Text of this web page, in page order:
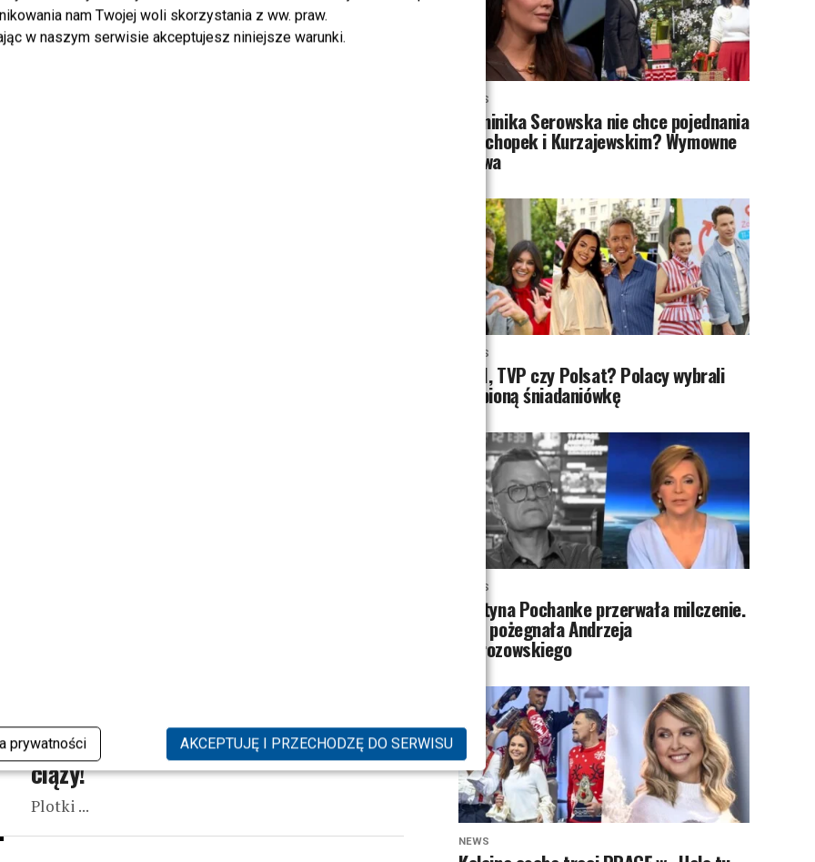
nam Twojej woli skorzystania z ww. praw.
w naszym serwisie akceptujesz niniejsze warunki.
prywatności AKCEPTUJĘ I PRZECHODZĘ DO SERWISU
Otylia Jędrzejczak jest bardzo szczęśliwą mamą,
która zrobi wszystko dla małej córeczki. Zobaczcie
To już pewne! Otylia Jędrzejczak jest w
ciąży!
Plotki ...
NEWS
Dominika Serowska nie chce pojednania
z Cichopek i Kurzajewskim? Wymowne
słowa
NEWS
TVN, TVP czy Polsat? Polacy wybrali
ulubioną śniadaniówkę
NEWS
Justyna Pochanke przerwała milczenie.
Tak pożegnała Andrzeja
Morozowskiego
NEWS